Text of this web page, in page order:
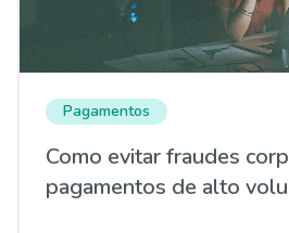
Pagamentos
Como evitar fraudes
pagamentos de alto